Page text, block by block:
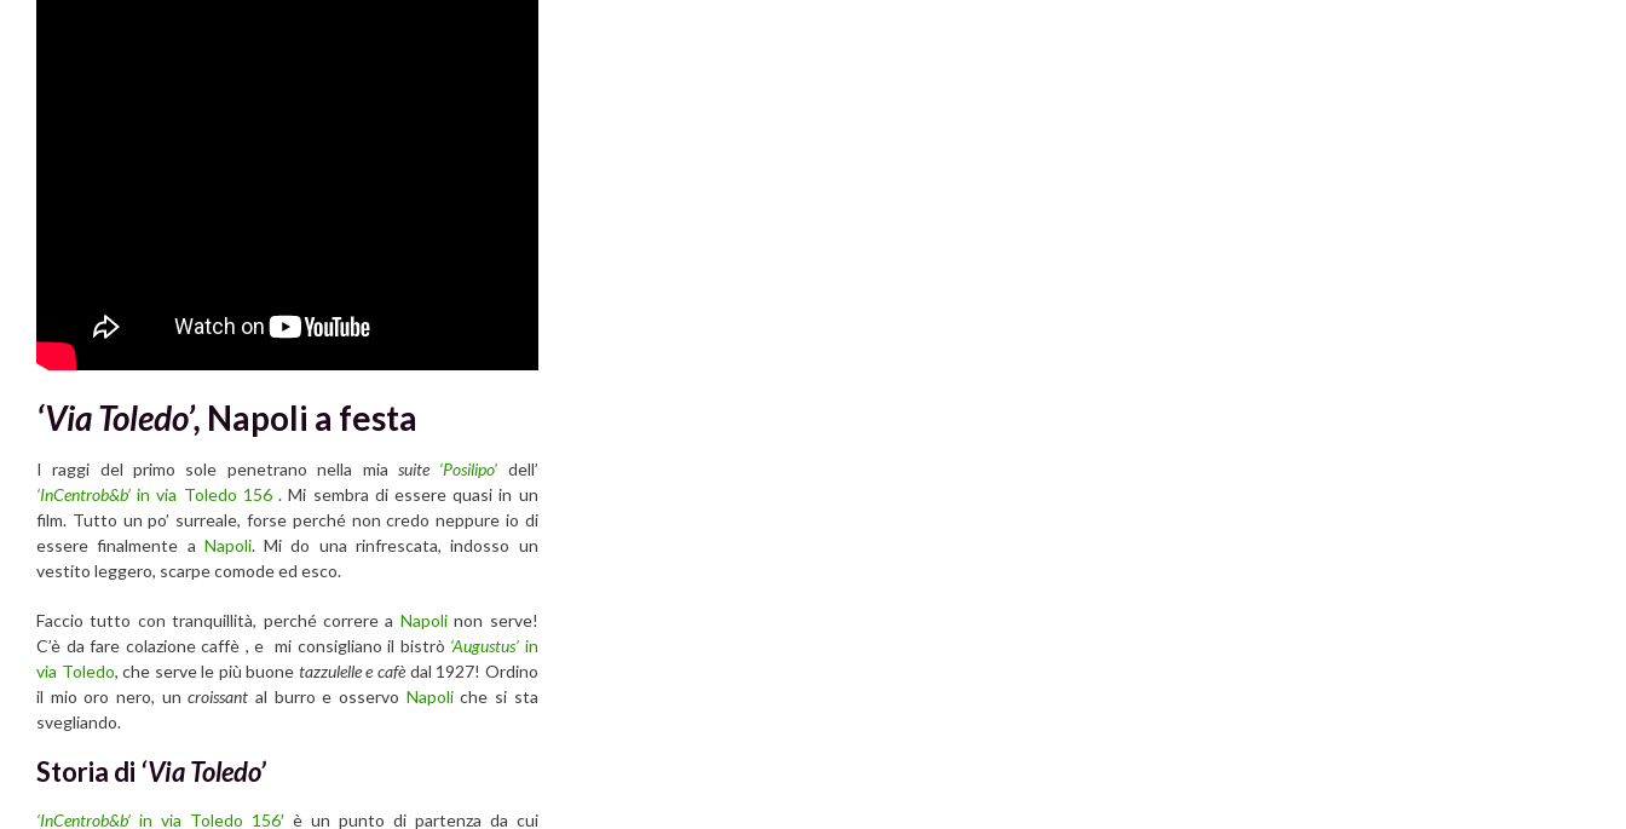
‘Via Toledo’, Napoli a festa
I raggi del primo sole penetrano nella mia suite ‘Posilipo’ dell’
‘InCentrob&b’in via Toledo 156. Mi sembra di essere quasi in un
film. Tutto un po’ surreale, forse perché non credo neppure io di
essere finalmente a Napoli. Mi do una rinfrescata, indosso un
vestito leggero, scarpe comode ed esco.
Faccio tutto con tranquillità, perché correre a Napolinon serve!
C’è da fare colazione caffè , e mi consigliano il bistrò ‘Augustus’ in
via Toledo, che serve le più buone tazzulelle e cafè dal 1927! Ordino
il mio oro nero, uncroissant al burro e osservo Napoliche si sta
svegliando.
Storia di ‘Via Toledo’
‘InCentrob&b’ in via Toledo 156′è un punto di partenza da cui